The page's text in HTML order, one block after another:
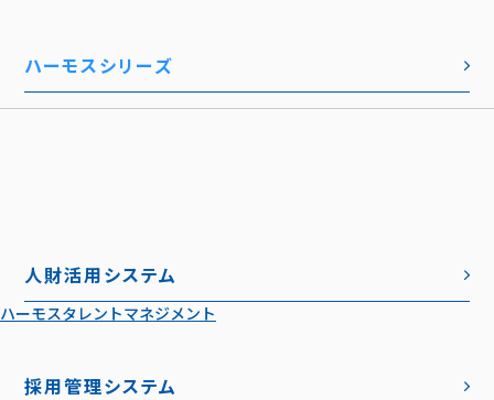
ハーモスシリーズ
人財活用システム
ハーモスタレントマネジメント
採用管理システム